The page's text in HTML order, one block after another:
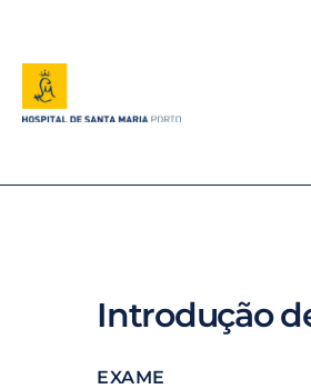
Introdução
EXAME